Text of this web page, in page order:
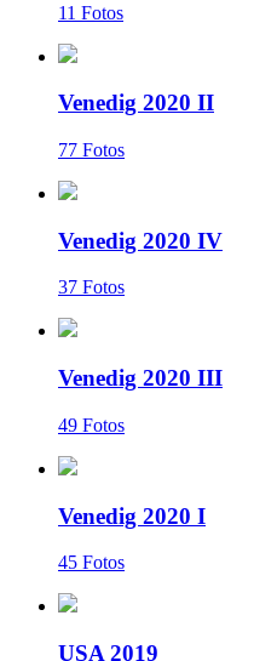
11 Fotos
Venedig 2020 II
77 Fotos
Venedig 2020 IV
37 Fotos
Venedig 2020 III
49 Fotos
Venedig 2020 I
45 Fotos
USA 2019